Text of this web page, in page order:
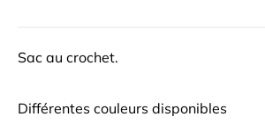
Sac au crochet.
Différentes couleurs disponibles